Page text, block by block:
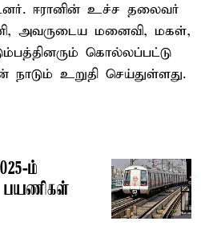
ஈரானின் உச்ச தலைவர்
அவருடைய மனைவி, மகள்,
கொல்லப்பட்டு
உறுதி செய்துள்ளது.
ம்
பயணிகள்